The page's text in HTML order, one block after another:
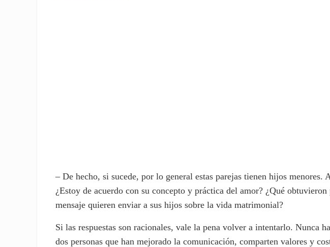
– De hecho, si sucede, por lo general estas parejas tienen hijos menores.
¿Estoy de acuerdo con su concepto y práctica del amor? ¿Qué
mensaje quieren enviar a sus hijos sobre la vida matrimonial?
Si las respuestas son racionales, vale la pena volver a intentarlo. Nunca
dos personas que han mejorado la comunicación, comparten valores y